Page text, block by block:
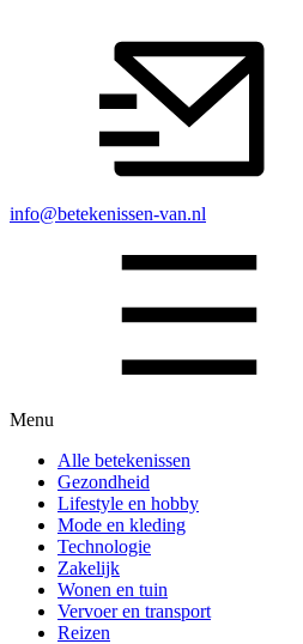
info@betekenissen-van.nl
Menu
Alle betekenissen
Gezondheid
Lifestyle en hobby
Mode en kleding
Technologie
Zakelijk
Wonen en tuin
Vervoer en transport
Reizen